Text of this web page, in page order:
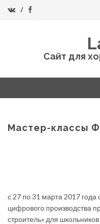
Сайт для
содержанию
Мастер-классы
с 27 по 31 марта 2017
цифрового производства
строитель» для